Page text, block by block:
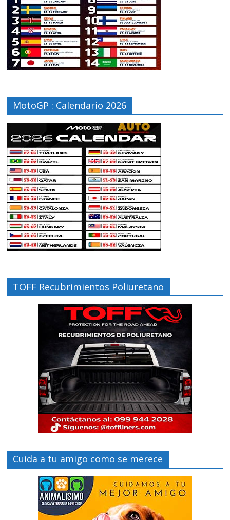
MotoGP : Calendario 2026
TOFF Recubrimientos Poliuretano
Cuida a tu amigo como se merece